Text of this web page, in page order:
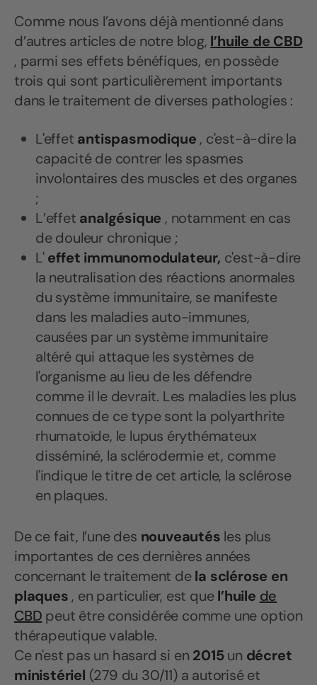
Comme nous l’avons déjà mentionné dans
d’autres articles de notre blog, l’huile de CBD
, parmi ses effets bénéfiques, en possède
trois qui sont particulièrement importants
dans le traitement de diverses pathologies :
L'effet antispasmodique , c'est-à-dire la
capacité de contrer les spasmes
involontaires des muscles et des organes
;
L’effet analgésique , notamment en cas
de douleur chronique ;
L'effet immunomodulateur, c'est-à-dire
la neutralisation des réactions anormales
du système immunitaire, se manifeste
dans les maladies auto-immunes,
causées par un système immunitaire
altéré qui attaque les systèmes de
l'organisme au lieu de les défendre
comme il le devrait. Les maladies les plus
connues de ce type sont la polyarthrite
rhumatoïde, le lupus érythémateux
disséminé, la sclérodermie et, comme
l'indique le titre de cet article, la sclérose
en plaques.
De ce fait, l’une des nouveautés les plus
importantes de ces dernières années
concernant le traitement dela sclérose en
plaques , en particulier, est quel’huile de
CBD peut être considérée comme une option
thérapeutique valable.
Ce n'est pas un hasard si en 2015un décret
ministériel (279 du 30/11) a autorisé et